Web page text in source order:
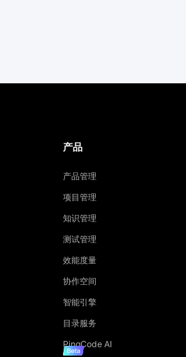
产品
产品管理
项目管理
知识管理
测试管理
效能度量
协作空间
智能引擎
目录服务
PingCode AI